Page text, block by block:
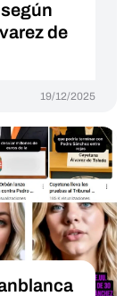
de
19/12/2025